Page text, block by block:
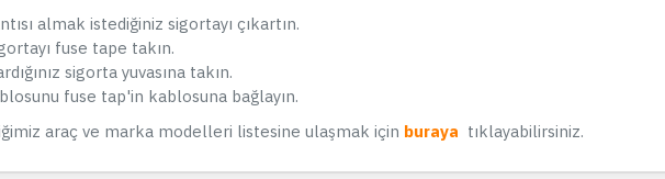
almak istediğiniz sigortayı çıkartın.
fuse tape takın.
sigorta yuvasına takın.
fuse tap'in kablosuna bağlayın.
araç ve marka modelleri listesine ulaşmak için buraya tıklayabilirsiniz.
Hemen Al